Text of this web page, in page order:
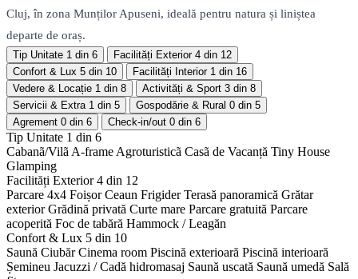
Cluj, în zona Munților Apuseni, ideală pentru natura și liniștea
departe de oraș.
Tip Unitate 1 din 6 Facilități Exterior 4 din 12
Confort & Lux 5 din 10 Facilități Interior 1 din 16
Vedere & Locație 1 din 8 Activități & Sport 3 din 8
Servicii & Extra 1 din 5 Gospodărie & Rural 0 din 5
Agrement 0 din 6 Check-in/out 0 din 6
Tip Unitate 1 din 6
Cabanã/Vilã A-frame Agroturisticã Casã de Vacanță Tiny House
Glamping
Facilități Exterior4 din 12
Parcare 4x4 Foișor Ceaun Frigider Terasă panoramică Grătar
exterior Grădină privată Curte mare Parcare gratuită Parcare
acoperită Foc de tabără Hammock / Leagăn
Confort & Lux 5 din 10
Saună Ciubăr Cinema room Piscină exterioară Piscină interioară
Șemineu Jacuzzi / Cadă hidromasaj Saună uscată Saună umedă Sală